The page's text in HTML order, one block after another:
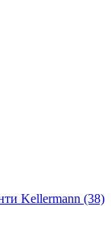
Kellermann (38)